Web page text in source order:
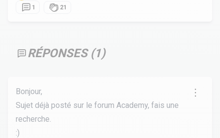
1 21
RÉPONSES (1)
Bonjour,
Sujet déjà posté sur le forum Academy, fais une
recherche.
:)